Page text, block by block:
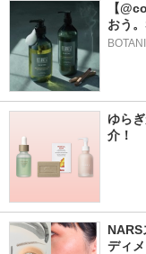
【
おう
ゆら
介！
ディ